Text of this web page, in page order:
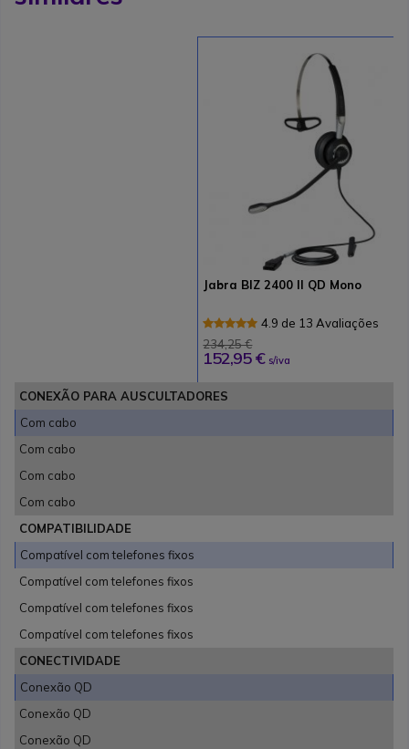
Jabra BIZ 2400 II QD Mono
4.9 de 13 Avaliações
234,25 €
152,95 € s/iva
CONEXÃO PARA AUSCULTADORES
Com cabo
Com cabo
Com cabo
Com cabo
COMPATIBILIDADE
Compatível com telefones fixos
Compatível com telefones fixos
Compatível com telefones fixos
Compatível com telefones fixos
CONECTIVIDADE
Conexão QD
Conexão QD
Conexão QD